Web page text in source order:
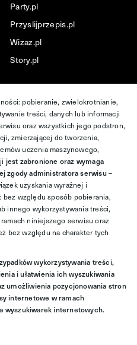
Party.pl
Przyslijprzepis.pl
Wizaz.pl
Story.pl
pobieranie, zwielokrotnianie,
treści, danych lub informacji
oraz wszystkich jego podstron,
zmierzającej do tworzenia,
uczenia maszynowego,
jest zabronione oraz wymaga
zgody administratora serwisu –
uzyskania wyraźnej i
względu sposób pobierania,
innego wykorzystywania treści,
niniejszego serwisu oraz
bez względu na charakter tych
wykorzystywania treści,
i ułatwienia ich wyszukiwania
umożliwienia pozycjonowania stron
internetowe w ramach
wyszukiwarek internetowych.